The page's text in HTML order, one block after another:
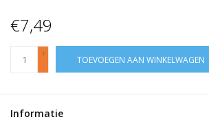
€7,49
+
-
TOEVOEGEN AAN WINKELWAGEN
Informatie